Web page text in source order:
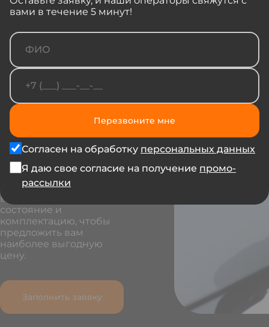
вами в течение 5 минут!
Перезвоните мне
Согласен на обработку персональных данных
Я даю свое согласие на получение промо-
рассылки
автомобиля
Продайте нам старый
автомобиль и забудьте
о нем. Мы покупаем
практически все авто в
любом состоянии. Мы
учтем все особенности
вашего автомобиля,
состояние и
комплектацию, чтобы
предложить вам
наиболее выгодную
цену.
Заполнить заявку